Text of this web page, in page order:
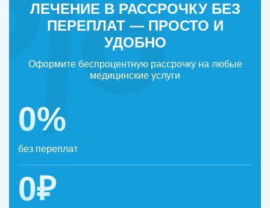
ЛЕЧЕНИЕ В РАССРОЧКУ БЕЗ
ПЕРЕПЛАТ — ПРОСТО И
УДОБНО
Оформите беспроцентную рассрочку на любые
медицинские услуги
0%
без переплат
0₽